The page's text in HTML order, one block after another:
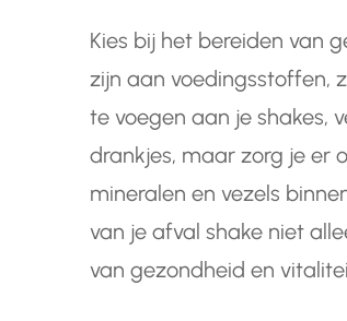
Kies bij het bereiden van
zijn aan voedingsstoffen,
te voegen aan je shakes,
drankjes, maar zorg je er
mineralen en vezels
van je afval shake niet
van gezondheid en